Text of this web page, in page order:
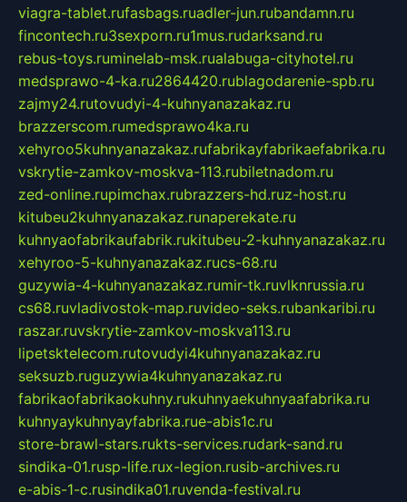
viagra-tablet.rufasbags.ruadler-jun.rubandamn.ru
fincontech.ru3sexporn.ru1mus.rudarksand.ru
rebus-toys.ruminelab-msk.rualabuga-cityhotel.ru
medsprawo-4-ka.ru2864420.rublagodarenie-spb.ru
zajmy24.rutovudyi-4-kuhnyanazakaz.ru
brazzerscom.rumedsprawo4ka.ru
xehyroo5kuhnyanazakaz.rufabrikayfabrikaefabrika.ru
vskrytie-zamkov-moskva-113.rubiletnadom.ru
zed-online.rupimchax.rubrazzers-hd.ruz-host.ru
kitubeu2kuhnyanazakaz.runaperekate.ru
kuhnyaofabrikaufabrik.rukitubeu-2-kuhnyanazakaz.ru
xehyroo-5-kuhnyanazakaz.rucs-68.ru
guzywia-4-kuhnyanazakaz.rumir-tk.ruvlknrussia.ru
cs68.ruvladivostok-map.ruvideo-seks.rubankaribi.ru
raszar.ruvskrytie-zamkov-moskva113.ru
lipetsktelecom.rutovudyi4kuhnyanazakaz.ru
seksuzb.ruguzywia4kuhnyanazakaz.ru
fabrikaofabrikaokuhny.rukuhnyaekuhnyaafabrika.ru
kuhnyaykuhnyayfabrika.rue-abis1c.ru
store-brawl-stars.rukts-services.rudark-sand.ru
sindika-01.rusp-life.rux-legion.rusib-archives.ru
e-abis-1-c.rusindika01.ruvenda-festival.ru